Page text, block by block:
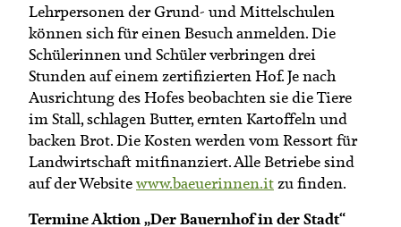
Lehrpersonen der Grund- und Mittelschulen
können sich für einen Besuch anmelden. Die
Schülerinnen und Schüler verbringen drei
Stunden auf einem zertifizierten Hof. Je nach
Ausrichtung des Hofes beobachten sie die Tiere
im Stall, schlagen Butter, ernten Kartoffeln und
backen Brot. Die Kosten werden vom Ressort für
Landwirtschaft mitfinanziert. Alle Betriebe sind
auf der Websitewww.baeuerinnen.itzu finden.
Termine Aktion „Der Bauernhof in der Stadt“